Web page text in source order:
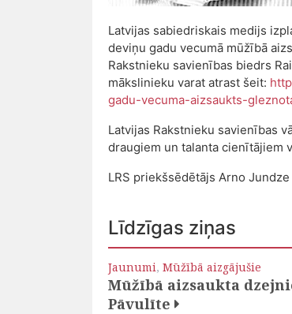
Latvijas sabiedriskais medijs
deviņu gadu vecumā mūžībā
Rakstnieku savienības biedrs
mākslinieku varat atrast šeit:
gadu-vecuma-aizsaukts-
Latvijas Rakstnieku savienības
draugiem un talanta cienītājiem
LRS priekšsēdētājs Arno Jundze
Līdzīgas ziņas
Jaunumi, Mūžībā aizgājušie
Mūžībā aizsaukta
Pāvulīte